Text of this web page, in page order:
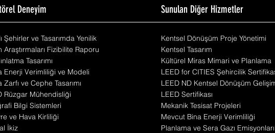
Deneyim Sunulan Diğer Hizmetler
Şehirler ve Tasarımda Yenilik
Araştırmaları Fizibilite Raporu
Tasarımı
Enerji Verimliliği ve Modeli
Zarfı ve Cephe Tasarımı
Rüzgar Mühendisliği
Bilgi Sistemleri
ve Hava Kirliliği
İkiz
Kentsel Dönüşüm Proje Yönetimi
Kentsel Tasarım
Kültürel Miras Mimari ve Planlama
LEED for CITIES Şehircilik
LEED ND Kentsel Dönüşüm
LEED Sertifikası
Mekanik Tesisat Projeleri
Mevcut Bina Enerji Verimliliği
Planlama ve Sera Gazı Emisyonları